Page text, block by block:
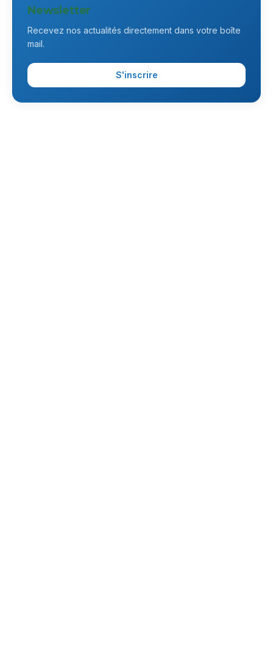
Newsletter
Recevez nos actualités directement dans votre boîte
mail.
S'inscrire